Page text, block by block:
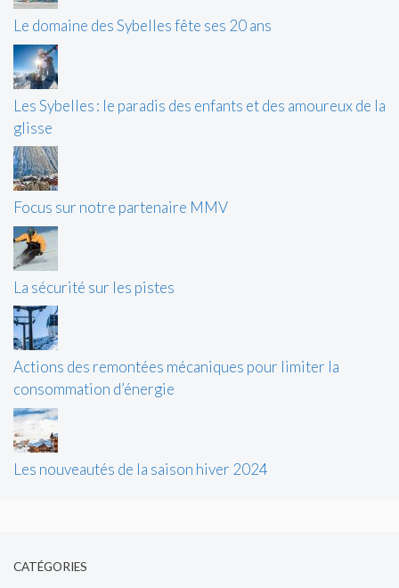
Le domaine des Sybelles fête ses 20 ans
Les Sybelles : le paradis des enfants et des amoureux de la
glisse
Focus sur notre partenaire MMV
La sécurité sur les pistes
Actions des remontées mécaniques pour limiter la
consommation d’énergie
Les nouveautés de la saison hiver 2024
CATÉGORIES